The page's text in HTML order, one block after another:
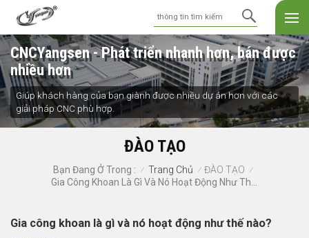
CNCYangsen - Phát triển nhanh hơn, bán được
nhiều hơn
Giúp khách hàng của bạn giành được nhiều dự án hơn với các
giải pháp CNC phù hợp.
ĐÀO TẠO
Bạn Đang Ở Trong : / Trang Chủ / ĐÀO TẠO /
Gia công khoan là gì và nó hoạt động như thế nào?